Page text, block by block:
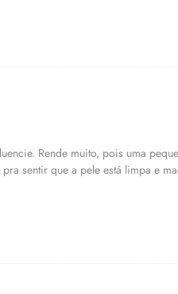
Rende muito, pois uma
sentir que a pele está limpa e